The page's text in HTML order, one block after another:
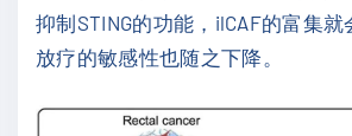
抑制STING的功能，ilCAF的富集
放疗的敏感性也随之下降。